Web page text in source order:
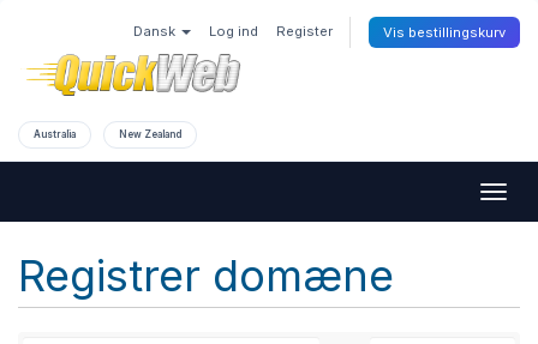
Dansk Log ind Register Vis bestillingskurv
Australia New Zealand
Registrer domæne